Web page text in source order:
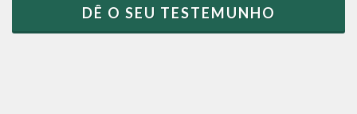
DÊ O SEU TESTEMUNHO